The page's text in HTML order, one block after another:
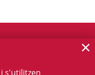
s'utilitzen
×